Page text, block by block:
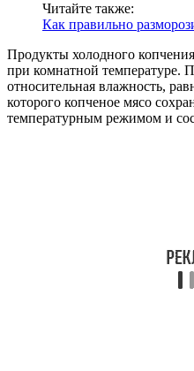
Читайте также:
Как правильно
Продукты холодного
при комнатной температуре.
относительная влажность,
которого копченое мясо
температурным режимом и